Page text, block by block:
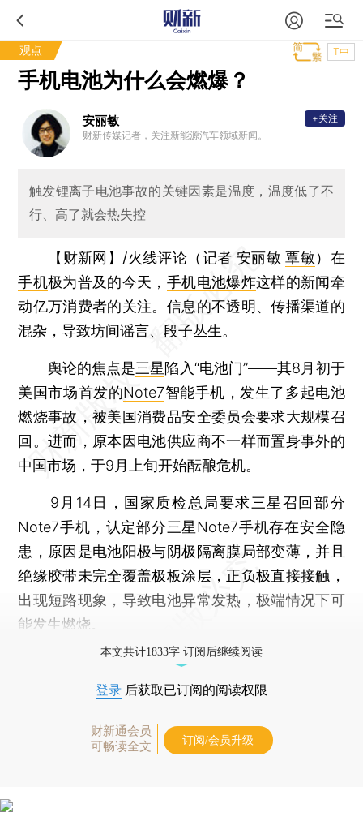
观点 T中
手机电池为什么会燃爆？
安丽敏
财新传媒记者，关注新能源汽车领域新闻。
+关注
触发锂离子电池事故的关键因素是温度，温度低了不
行、高了就会热失控
【财新网】/火线评论（记者 安丽敏覃敏） 在
手机极为普及的今天， 手机电池爆炸这样的新闻牵
动亿万消费者的关注。信息的不透明、传播渠道的
混杂，导致坊间谣言、段子丛生。
舆论的焦点是三星陷入“电池门”——其8月初于
美国市场首发的Note7智能手机，发生了多起电池
燃烧事故，被美国消费品安全委员会要求大规模召
回。进而，原本因电池供应商不一样而置身事外的
中国市场，于9月上旬开始酝酿危机。
9月14日，国家质检总局要求三星召回部分
Note7手机，认定部分三星Note7手机存在安全隐
患，原因是电池阳极与阴极隔离膜局部变薄，并且
绝缘胶带未完全覆盖极板涂层，正负极直接接触，
出现短路现象，导致电池异常发热，极端情况下可
能发生燃烧。
本文共计1833字 订阅后继续阅读
登录 后获取已订阅的阅读权限
财新通会员
可畅读全文
订阅/会员升级